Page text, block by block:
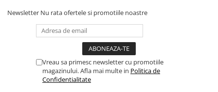
Newsletter Nu rata ofertele si promotiile noastre
Vreau sa primesc newsletter cu promotiile
magazinului. Afla mai multe in Politica de
Confidentialitate